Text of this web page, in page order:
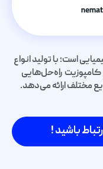
است؛ با تولید انواع
راه‌حل‌هایی
مختلف ارائه می‌دهد.
باشید !